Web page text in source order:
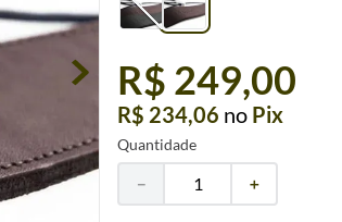
R$ 249,00
R$ 234,06 no Pix
Quantidade
＋
－